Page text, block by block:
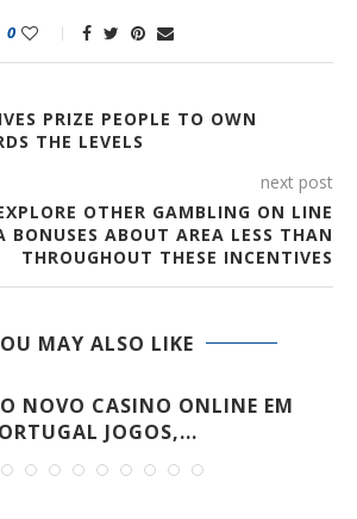
0
PRIZE PEOPLE TO OWN
THE LEVELS
next post
OTHER GAMBLING ON LINE
BONUSES ABOUT AREA LESS THAN
THROUGHOUT THESE INCENTIVES
MAY ALSO LIKE
O NOVO CASINO ONLINE EM
JOGOS,...